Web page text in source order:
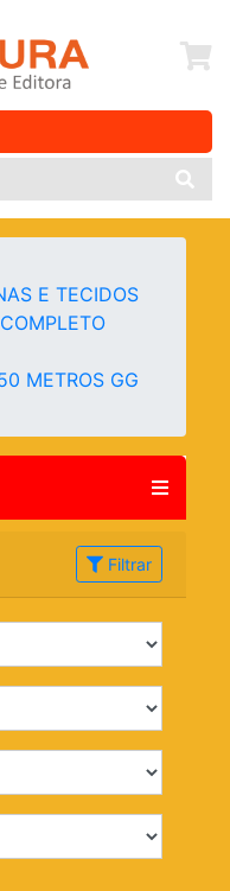
E TECIDOS
METROS GG
Filtrar